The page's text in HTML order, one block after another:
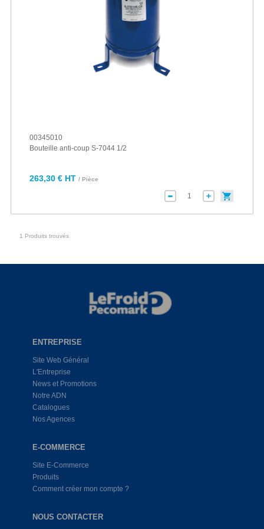
00345010
Bouteille anti-coup S-7044 1/2
263,30 € HT / Pièce
1 Produits trouvés
ENTREPRISE
Site Web Général
L'Entreprise
News et Promotions
Notre ADN
Catalogues
Nos Agences
E-COMMERCE
Site E-Commerce
Produits
Comment créer mon compte ?
NOUS CONTACTER